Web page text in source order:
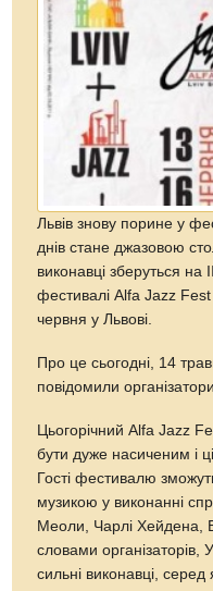
Львів знову порине у
днів стане джазовою
виконавці зберуться на
фестивалі Alfa Jazz
червня у Львові.
Про це сьогодні, 14
повідомили
Цьогорічний Alfa Jazz
бути дуже насиченим і
Гості фестивалю
музикою у виконанні
Меоли, Чарлі Хейдена,
словами організаторів,
сильні виконавці,